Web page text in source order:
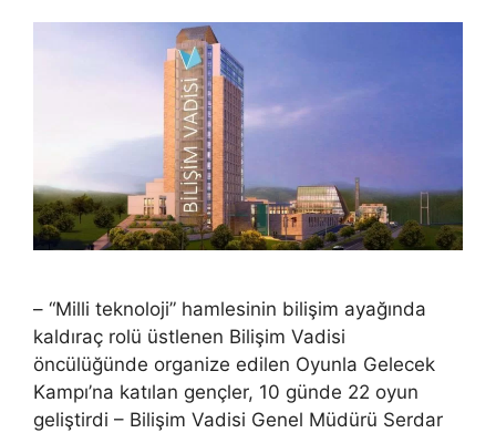
– “Milli teknoloji” hamlesinin bilişim ayağında
kaldıraç rolü üstlenen Bilişim Vadisi
öncülüğünde organize edilen Oyunla Gelecek
Kampı’na katılan gençler, 10 günde 22 oyun
geliştirdi – Bilişim Vadisi Genel Müdürü Serdar